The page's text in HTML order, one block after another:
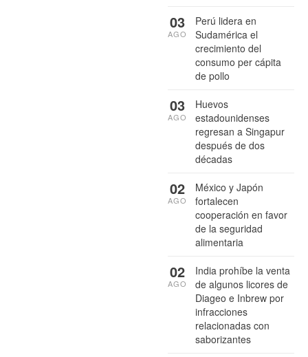
Perú lidera en
Sudamérica el
crecimiento del
consumo per cápita
de pollo
03
AGO
Huevos
estadounidenses
regresan a Singapur
después de dos
décadas
03
AGO
México y Japón
fortalecen
cooperación en favor
de la seguridad
alimentaria
02
AGO
India prohíbe la venta
de algunos licores de
Diageo e Inbrew por
infracciones
relacionadas con
saborizantes
02
AGO